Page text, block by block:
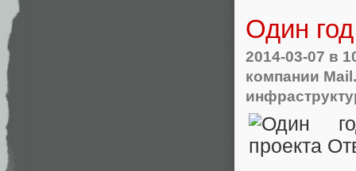
Один
2014-03-07 в
компании